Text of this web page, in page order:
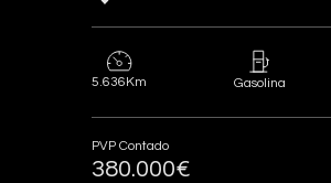
5.636Km Gasolina
PVP Contado
380.000€